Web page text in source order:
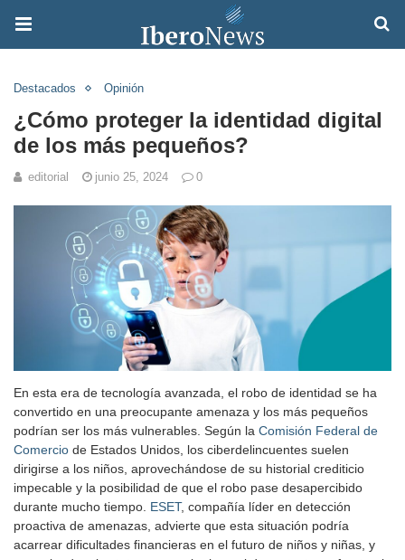
Destacados Opinión
¿Cómo proteger la identidad digital
de los más pequeños?
editorial junio 25, 2024 0
En esta era de tecnología avanzada, el robo de identidad se ha
convertido en una preocupante amenaza y los más pequeños
podrían ser los más vulnerables. Según la Comisión Federal de
Comercio de Estados Unidos, los ciberdelincuentes suelen
dirigirse a los niños, aprovechándose de su historial crediticio
impecable y la posibilidad de que el robo pase desapercibido
durante mucho tiempo. ESET, compañía líder en detección
proactiva de amenazas, advierte que esta situación podría
acarrear dificultades financieras en el futuro de niños y niñas, y